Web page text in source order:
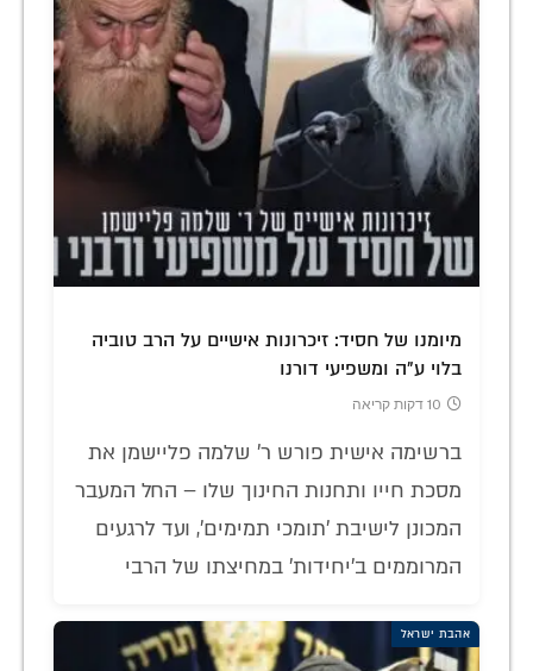
מיומנו של חסיד: זיכרונות אישיים על הרב טוביה
בלוי ע"ה ומשפיעי דורנו
10 דקות קריאה
ברשימה אישית פורש ר' שלמה פליישמן את
מסכת חייו ותחנות החינוך שלו – החל המעבר
המכונן לישיבת 'תומכי תמימים', ועד לרגעים
המרוממים ב'יחידות' במחיצתו של הרבי
אהבת ישראל